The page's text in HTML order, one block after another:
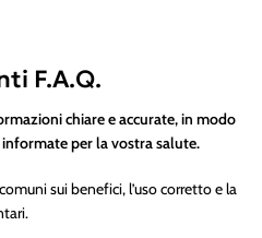
F.A.Q.
chiare e accurate, in modo
per la vostra salute.
sui benefici, l’uso corretto e la